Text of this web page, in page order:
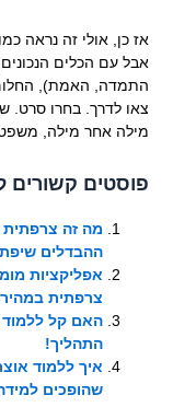
אז כן, אולי זה נראה
אבל עם הכלים
התמדה, האמת), החלום
צאו לדרך. בחרו סרט.
מילה אחר מילה,
פוסטים קשורים
מה זה
ההבדלים
אפליקציות
צרפתית
התהליך!
איך ללמוד
שהופכים